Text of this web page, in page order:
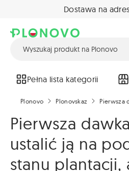
Dostawa na
Pełna lista kategorii
Plonovo Plonovskaz Pierwsza
Pierwsza
ustalić ją na
stanu plantacji,